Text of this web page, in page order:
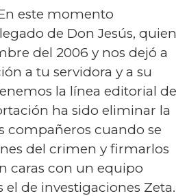
este momento
de Don Jesús, quien
del 2006 y nos dejó a
a tu servidora y a su
la línea editorial de
ha sido eliminar la
compañeros cuando se
del crimen y firmarlos
caras con un equipo
de investigaciones Zeta.